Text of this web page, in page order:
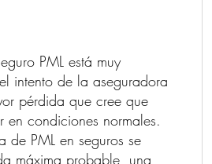
PML está muy
intento de la aseguradora
pérdida que cree que
en condiciones normales.
de PML en seguros se
máxima probable, una